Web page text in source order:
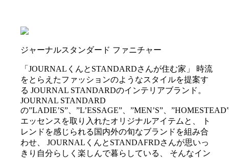
ジャーナルスタンダード ファニチャー
「JOURNALくんとSTANDARDさんが住む家」 時流
をとらえたファッションのようなスタイルを提案す
る JOURNAL STANDARDのインテリアブランド。
JOURNAL STANDARD
の”LADIE’S”、”L’ESSAGE”、”MEN’S”、
エッセンスを取り入れたオリジナルアイテムと、 ト
レンドを感じられる国内外の旬なブランドを組み合
わせ、 JOURNALくんとSTANDAFRDさんが思いっ
きり自分らしく楽しんで暮らしている、 そんなイン